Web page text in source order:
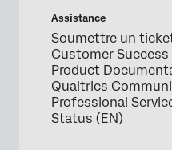
Assistance
Soumettre un
Customer Success
Product
Qualtrics
Professional
Status (EN)